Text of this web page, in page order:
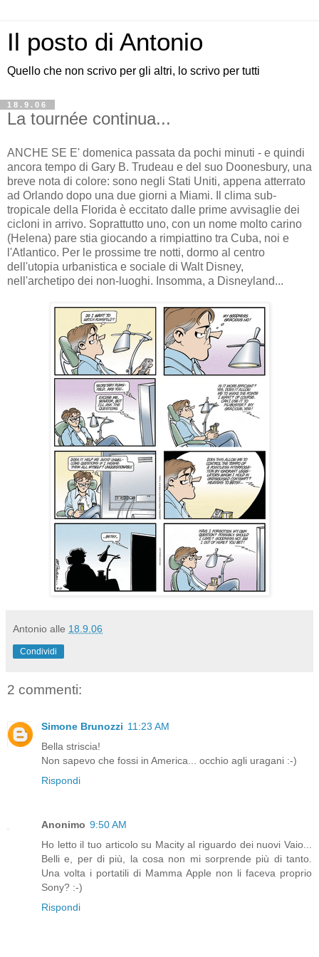
Il posto di Antonio
Quello che non scrivo per gli altri, lo scrivo per tutti
18.9.06
La tournée continua...
ANCHE SE E' domenica passata da pochi minuti - e quindi
ancora tempo di Gary B. Trudeau e del suo Doonesbury, una
breve nota di colore: sono negli Stati Uniti, appena atterrato
ad Orlando dopo una due giorni a Miami. Il clima sub-
tropicale della Florida è eccitato dalle prime avvisaglie dei
cicloni in arrivo. Soprattutto uno, con un nome molto carino
(Helena) pare stia giocando a rimpiattino tra Cuba, noi e
l'Atlantico. Per le prossime tre notti, dormo al centro
dell'utopia urbanistica e sociale di Walt Disney,
nell'archetipo dei non-luoghi. Insomma, a Disneyland...
Antonio alle 18.9.06
Condividi
2 commenti:
Simone Brunozzi 11:23 AM
Bella striscia!
Non sapevo che fossi in America... occhio agli uragani :-)
Rispondi
Anonimo 9:50 AM
Ho letto il tuo articolo su Macity al riguardo dei nuovi Vaio...
Belli e, per di più, la cosa non mi sorprende più di tanto.
Una volta i portatili di Mamma Apple non li faceva proprio
Sony? :-)
Rispondi